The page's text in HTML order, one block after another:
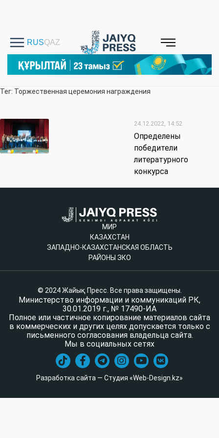
Тег: Торжественная церемония награждения
24.12.2022, 14:52
Определены
победители
литературного
конкурса
МИР
КАЗАХСТАН
ЗАПАДНО-КАЗАХСТАНСКАЯ ОБЛАСТЬ
РАЙОНЫ ЗКО
© 2024 Жайық Пресс. Все права защищены.
Министерство информации и коммуникаций РК,
30.01.2019 г., № 17490-ИА
Полное или частичное копирование материалов сайта
в коммерческих и других целях допускается только с
письменного согласования владельца сайта.
Мы в социальных сетях
Разработка сайта — Студия «Web-Design.kz»